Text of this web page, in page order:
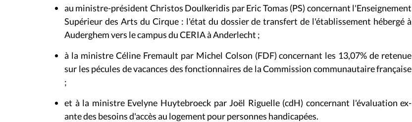
au ministre-président Christos Doulkeridis par Eric Tomas (PS) concernant l'Enseignement
Supérieur des Arts du Cirque : l'état du dossier de transfert de l'établissement hébergé à
Auderghem vers le campus du CERIA à Anderlecht ;
à la ministre Céline Fremault par Michel Colson (FDF) concernant les 13,07% de retenue
sur les pécules de vacances des fonctionnaires de la Commission communautaire française
;
et à la ministre Evelyne Huytebroeck par Joël Riguelle (cdH)concernant l'évaluation ex-
ante des besoins d'accès au logement pour personnes handicapées.